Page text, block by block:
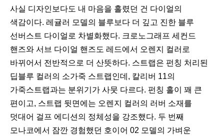
사실 디자인보다도 내 마음을 홀렸던 건 다이얼의
색감이다. 레귤러 모델의 블루보다 더 깊고 진한 블루
선버스트 다이얼로 차별화했다. 크로노그래프 세컨드
핸즈와 서브 다이얼 핸즈도 레드에서 오렌지 컬러로
바뀌어서 전반적으로 더 산뜻하다. 스트랩은 펀칭 처리된
딥블루 컬러의 소가죽 스트랩인데, 칼리버 11의
가죽스트랩과는 분위기가 사뭇 다르다. 펀칭 홀이 꽤 큰
편이고, 스트랩 뒷면에는 오렌지 컬러의 러버 소재를
덧대어 걸프 에디션의 정체성을 강조했다. 두 번째
모나코에서 잠깐 경험했던 호이어 02 모델의 가벼운